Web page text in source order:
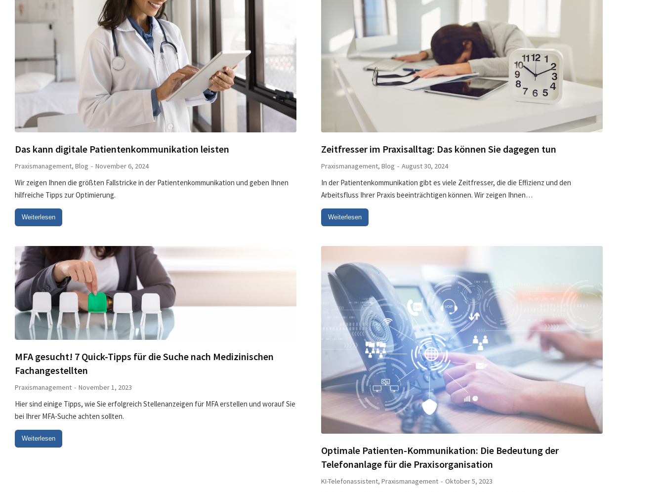
Das kann digitale Patientenkommunikation leisten
Praxismanagement, Blog November 6, 2024
Wir zeigen Ihnen die größten Fallstricke in der Patientenkommunikation und geben Ihnen
hilfreiche Tipps zur Optimierung.
Weiterlesen
Zeitfresser im Praxisalltag: Das können Sie dagegen tun
Praxismanagement, Blog August 30, 2024
In der Patientenkommunikation gibt es viele Zeitfresser, die die Effizienz und den
Arbeitsfluss Ihrer Praxis beeinträchtigen können. Wir zeigen Ihnen…
Weiterlesen
MFA gesucht! 7 Quick-Tipps für die Suche nach Medizinischen
Fachangestellten
Praxismanagement November 1, 2023
Hier sind einige Tipps, wie Sie erfolgreich Stellenanzeigen für MFA erstellen und worauf Sie
bei Ihrer MFA-Suche achten sollten.
Weiterlesen
Optimale Patienten-Kommunikation: Die Bedeutung der
Telefonanlage für die Praxisorganisation
KI-Telefonassistent, Praxismanagement Oktober 5, 2023